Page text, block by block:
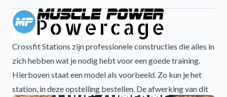
Crossfit Stations zijn professionele constructies die alles in
zich hebben wat je nodig hebt voor een goede training.
Hierboven staat een model als voorbeeld. Zo kun je het
station, in deze opstelling bestellen. De afwerking van dit